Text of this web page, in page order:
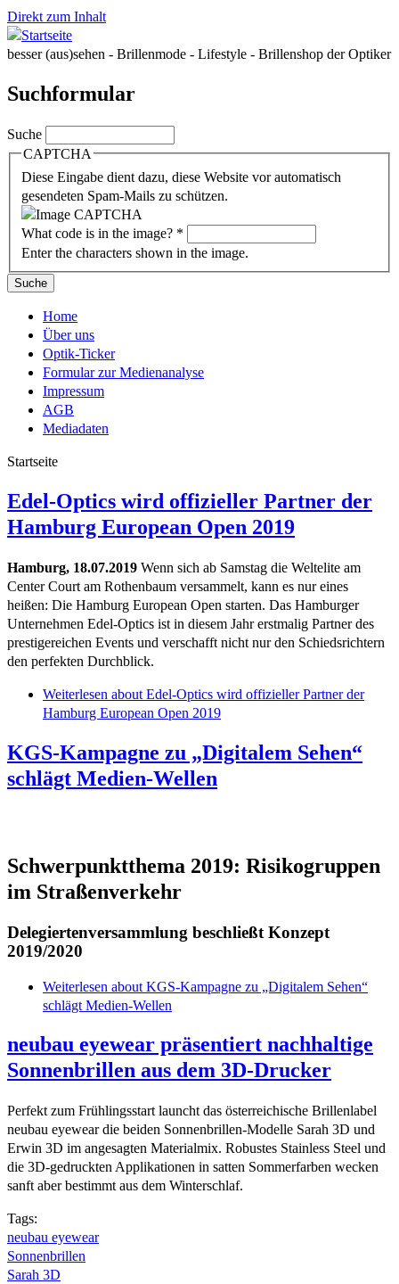
Direkt zum Inhalt
besser (aus)sehen - Brillenmode - Lifestyle - Brillenshop der Optiker
Suchformular
Suche
CAPTCHA
Diese Eingabe dient dazu, diese Website vor automatisch
gesendeten Spam-Mails zu schützen.
What code is in the image? *
Enter the characters shown in the image.
Home
Über uns
Optik-Ticker
Formular zur Medienanalyse
Impressum
AGB
Mediadaten
Startseite
Edel-Optics wird offizieller Partner der
Hamburg European Open 2019
Hamburg, 18.07.2019 Wenn sich ab Samstag die Weltelite am
Center Court am Rothenbaum versammelt, kann es nur eines
heißen: Die Hamburg European Open starten. Das Hamburger
Unternehmen Edel-Optics ist in diesem Jahr erstmalig Partner des
prestigereichen Events und verschafft nicht nur den Schiedsrichtern
den perfekten Durchblick.
Weiterlesen about Edel-Optics wird offizieller Partner der
Hamburg European Open 2019
KGS-Kampagne zu „Digitalem Sehen“
schlägt Medien-Wellen
Schwerpunktthema 2019: Risikogruppen
im Straßenverkehr
Delegiertenversammlung beschließt Konzept
2019/2020
Weiterlesen about KGS-Kampagne zu „Digitalem Sehen“
schlägt Medien-Wellen
neubau eyewear präsentiert nachhaltige
Sonnenbrillen aus dem 3D-Drucker
Perfekt zum Frühlingsstart launcht das österreichische Brillenlabel
neubau eyewear die beiden Sonnenbrillen-Modelle Sarah 3D und
Erwin 3D im angesagten Materialmix. Robustes Stainless Steel und
die 3D-gedruckten Applikationen in satten Sommerfarben wecken
sanft aber bestimmt aus dem Winterschlaf.
Tags:
neubau eyewear
Sonnenbrillen
Sarah 3D